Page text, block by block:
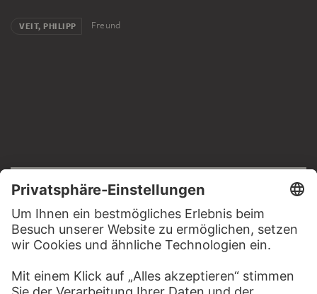
VEIT, PHILIPP Freund
Impressum
Datenschutz
Copyright © 2026 Städel Museum
All rights reserved.
DIGITALE SAMMLUNG